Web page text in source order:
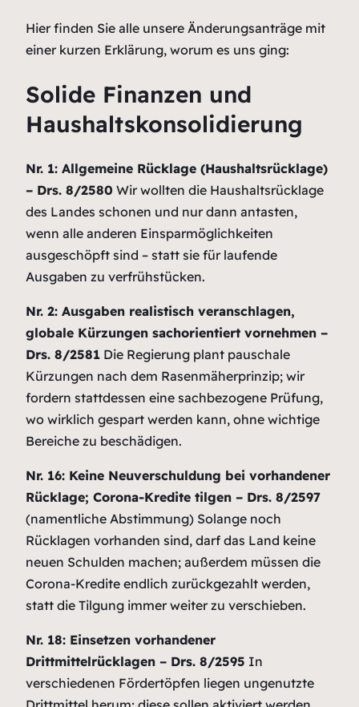
Hier finden Sie alle unsere Änderungsanträge mit
einer kurzen Erklärung, worum es uns ging:
Solide Finanzen und
Haushaltskonsolidierung
Nr. 1: Allgemeine Rücklage (Haushaltsrücklage)
– Drs. 8/2580 Wir wollten die Haushaltsrücklage
des Landes schonen und nur dann antasten,
wenn alle anderen Einsparmöglichkeiten
ausgeschöpft sind – statt sie für laufende
Ausgaben zu verfrühstücken.
Nr. 2: Ausgaben realistisch veranschlagen,
globale Kürzungen sachorientiert vornehmen –
Drs. 8/2581 Die Regierung plant pauschale
Kürzungen nach dem Rasenmäherprinzip; wir
fordern stattdessen eine sachbezogene Prüfung,
wo wirklich gespart werden kann, ohne wichtige
Bereiche zu beschädigen.
Nr. 16: Keine Neuverschuldung bei vorhandener
Rücklage; Corona-Kredite tilgen – Drs. 8/2597
(namentliche Abstimmung) Solange noch
Rücklagen vorhanden sind, darf das Land keine
neuen Schulden machen; außerdem müssen die
Corona-Kredite endlich zurückgezahlt werden,
statt die Tilgung immer weiter zu verschieben.
Nr. 18: Einsetzen vorhandener
Drittmittelrücklagen – Drs. 8/2595 In
verschiedenen Fördertöpfen liegen ungenutzte